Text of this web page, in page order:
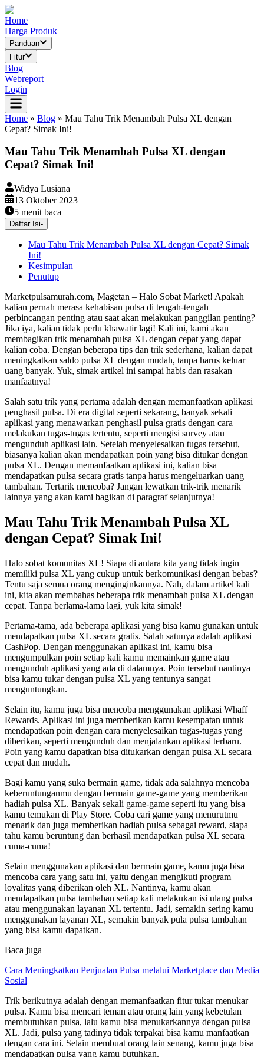
Home
Harga Produk
Panduan
Fitur
Blog
Webreport
Login
Home » Blog » Mau Tahu Trik Menambah Pulsa XL dengan
Cepat? Simak Ini!
Mau Tahu Trik Menambah Pulsa XL dengan
Cepat? Simak Ini!
Widya Lusiana
13 Oktober 2023
5 menit baca
Daftar Isi-
Mau Tahu Trik Menambah Pulsa XL dengan Cepat? Simak
Ini!
Kesimpulan
Penutup
Marketpulsamurah.com, Magetan – Halo Sobat Market! Apakah
kalian pernah merasa kehabisan pulsa di tengah-tengah
perbincangan penting atau saat akan melakukan panggilan penting?
Jika iya, kalian tidak perlu khawatir lagi! Kali ini, kami akan
membagikan trik menambah pulsa XL dengan cepat yang dapat
kalian coba. Dengan beberapa tips dan trik sederhana, kalian dapat
meningkatkan saldo pulsa XL dengan mudah, tanpa harus keluar
uang banyak. Yuk, simak artikel ini sampai habis dan rasakan
manfaatnya!
Salah satu trik yang pertama adalah dengan memanfaatkan aplikasi
penghasil pulsa. Di era digital seperti sekarang, banyak sekali
aplikasi yang menawarkan penghasil pulsa gratis dengan cara
melakukan tugas-tugas tertentu, seperti mengisi survey atau
mengunduh aplikasi lain. Setelah menyelesaikan tugas tersebut,
biasanya kalian akan mendapatkan poin yang bisa ditukar dengan
pulsa XL. Dengan memanfaatkan aplikasi ini, kalian bisa
mendapatkan pulsa secara gratis tanpa harus mengeluarkan uang
tambahan. Tertarik mencoba? Jangan lewatkan trik-trik menarik
lainnya yang akan kami bagikan di paragraf selanjutnya!
Mau Tahu Trik Menambah Pulsa XL
dengan Cepat? Simak Ini!
Halo sobat komunitas XL! Siapa di antara kita yang tidak ingin
memiliki pulsa XL yang cukup untuk berkomunikasi dengan bebas?
Tentu saja semua orang menginginkannya. Nah, dalam artikel kali
ini, kita akan membahas beberapa trik menambah pulsa XL dengan
cepat. Tanpa berlama-lama lagi, yuk kita simak!
Pertama-tama, ada beberapa aplikasi yang bisa kamu gunakan untuk
mendapatkan pulsa XL secara gratis. Salah satunya adalah aplikasi
CashPop. Dengan menggunakan aplikasi ini, kamu bisa
mengumpulkan poin setiap kali kamu memainkan game atau
mengunduh aplikasi yang ada di dalamnya. Poin tersebut nantinya
bisa kamu tukar dengan pulsa XL yang tentunya sangat
menguntungkan.
Selain itu, kamu juga bisa mencoba menggunakan aplikasi Whaff
Rewards. Aplikasi ini juga memberikan kamu kesempatan untuk
mendapatkan poin dengan cara menyelesaikan tugas-tugas yang
diberikan, seperti mengunduh dan menjalankan aplikasi terbaru.
Poin yang kamu dapatkan bisa ditukarkan dengan pulsa XL secara
cepat dan mudah.
Bagi kamu yang suka bermain game, tidak ada salahnya mencoba
keberuntunganmu dengan bermain game-game yang memberikan
hadiah pulsa XL. Banyak sekali game-game seperti itu yang bisa
kamu temukan di Play Store. Coba cari game yang menurutmu
menarik dan juga memberikan hadiah pulsa sebagai reward, siapa
tahu kamu beruntung dan berhasil mendapatkan pulsa XL secara
cuma-cuma!
Selain menggunakan aplikasi dan bermain game, kamu juga bisa
mencoba cara yang satu ini, yaitu dengan mengikuti program
loyalitas yang diberikan oleh XL. Nantinya, kamu akan
mendapatkan pulsa tambahan setiap kali melakukan isi ulang pulsa
atau menggunakan layanan XL tertentu. Jadi, semakin sering kamu
menggunakan layanan XL, semakin banyak pula pulsa tambahan
yang bisa kamu dapatkan.
Baca juga
Cara Meningkatkan Penjualan Pulsa melalui Marketplace dan Media
Sosial
Trik berikutnya adalah dengan memanfaatkan fitur tukar menukar
pulsa. Kamu bisa mencari teman atau orang lain yang kebetulan
membutuhkan pulsa, lalu kamu bisa menukarkannya dengan pulsa
XL. Jadi, pulsa yang tadinya tidak terpakai bisa kamu manfaatkan
dengan cara ini. Selain membuat orang lain senang, kamu juga bisa
mendapatkan pulsa yang kamu butuhkan.